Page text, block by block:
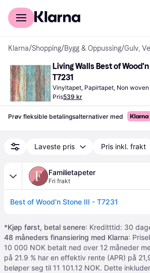
For kunder
Klarna/Shopping/Bygg & Oppussing/Gulv,
Living Walls Best of
T7231
Vinyltapet, Papirtapet, Non
Pris539 kr
Prøv fleksible betalingsalternativer med
Laveste pris Pris inkl. frakt
Familietapeter
Fri frakt
Best of Wood'n Stone III - T7231
*Kjøp først, betal senere: Kreditttid: 30
48 måneders finansiering med Klarna:
10 000 NOK betalt ned over 12 måneder
på 21.9 % har en effektiv rente (APR) på
beløper seg til 11 101.12 NOK. Dette